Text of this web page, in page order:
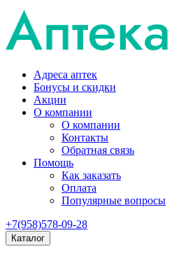
Адреса аптек
Бонусы и скидки
Акции
О компании
О компании
Контакты
Обратная связь
Помощь
Как заказать
Оплата
Популярные вопросы
+7(958)578-09-28
Каталог